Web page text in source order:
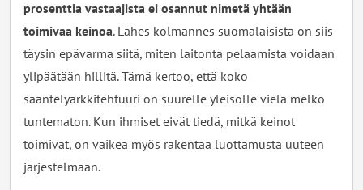
prosenttia vastaajista ei osannut nimetä yhtään
toimivaa keinoa. Lähes kolmannes suomalaisista on siis
täysin epävarma siitä, miten laitonta pelaamista voidaan
ylipäätään hillitä. Tämä kertoo, että koko
sääntelyarkkitehtuuri on suurelle yleisölle vielä melko
tuntematon. Kun ihmiset eivät tiedä, mitkä keinot
toimivat, on vaikea myös rakentaa luottamusta uuteen
järjestelmään.